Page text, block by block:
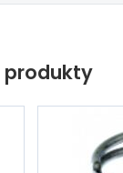
produkty